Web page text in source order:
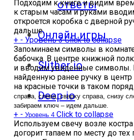
ответы
Онлайн игры
Slither io
Deep io
Подходим к книге и видим
к старым часам и руками
откроется коробка с дверной
дальше.
+ - Уровень 3 Click to collapse
Запоминаем символы в
бабочка. В центре книжной
и вводим увиденные
найденную ранее ручку в
на красные точки в таком
справа, слева, сверху справа, снизу
забираем ключ – идем дальше.
+ - Уровень 4 Click to collapse
Используем свечу возле
догорит тапаем по месту до тех